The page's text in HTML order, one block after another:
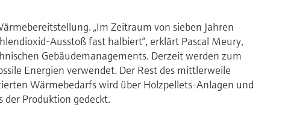
„Im Zeitraum von sieben Jahren
Ausstoß fast halbiert“, erklärt Pascal Meury,
Gebäudemanagements. Derzeit werden zum
Energien verwendet. Der Rest des mittlerweile
Wärmebedarfs wird über Holzpellets-Anlagen und
Produktion gedeckt.